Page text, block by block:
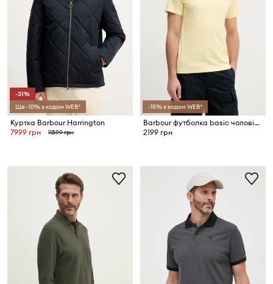
-31%
Ще -10% з кодом WEB*
Куртка Barbour Harrington
7999 грн
11599 грн
-15% з кодом WEB*
Barbour футболка basic чоловіча бавовняна ESSENTIALS
2199 грн